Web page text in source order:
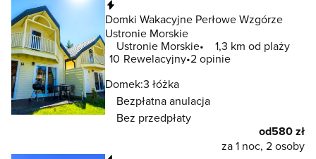
Domki Wakacyjne Perłowe Wzgórze
Ustronie Morskie
Ustronie Morskie
1,3 km od plaży
10 Rewelacyjny 2 opinie
Domek:3 łóżka
Bezpłatna anulacja
Bez przedpłaty
od580 zł
za 1 noc, 2 osoby